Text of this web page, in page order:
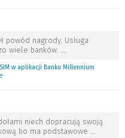
powód nagrody. Usługa
wiele banków. …
w aplikacji Banku Millennium
niech dopracują swoją
bo ma podstawowe …